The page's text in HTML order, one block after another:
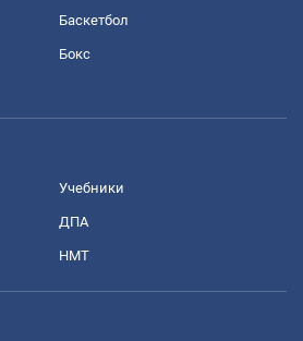
Баскетбол
Бокс
Учебники
ДПА
НМТ